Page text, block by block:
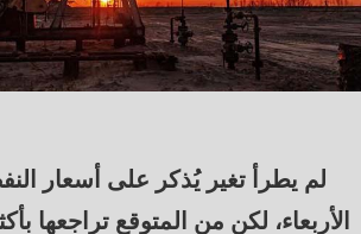
لم يطرأ تغير يُذكر على أسعار